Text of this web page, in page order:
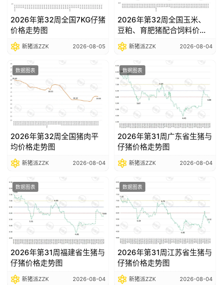
日
猪
价
2026年第32周全国7KG仔猪
价格走势图
新猪派ZZK 2026-08-05
2026年第32周全国玉米、
豆粕、育肥猪配合饲料价格
走势图
新猪派ZZK 2026-08-04
数据图表
2026年第32周全国猪肉平
均价格走势图
新猪派ZZK 2026-08-04
数据图表
2026年第31周广东省生猪与
仔猪价格走势图
新猪派ZZK 2026-08-04
数据图表
2026年第31周福建省生猪与
仔猪价格走势图
新猪派ZZK 2026-08-04
数据图表
2026年第31周江苏省生猪与
仔猪价格走势图
新猪派ZZK 2026-08-04